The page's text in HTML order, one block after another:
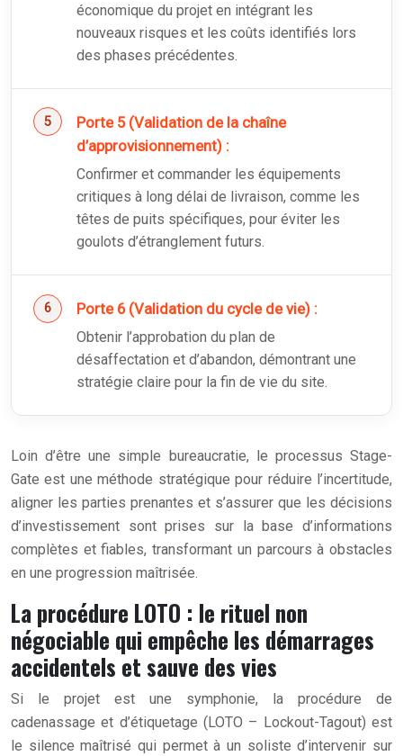
économique du projet en intégrant les
nouveaux risques et les coûts identifiés lors
des phases précédentes.
Porte 5 (Validation de la chaîne
d’approvisionnement) :
Confirmer et commander les équipements
critiques à long délai de livraison, comme les
têtes de puits spécifiques, pour éviter les
goulots d’étranglement futurs.
Porte 6 (Validation du cycle de vie) :
Obtenir l’approbation du plan de
désaffectation et d’abandon, démontrant une
stratégie claire pour la fin de vie du site.
Loin d’être une simple bureaucratie, le processus Stage-
Gate est une méthode stratégique pour réduire l’incertitude,
aligner les parties prenantes et s’assurer que les décisions
d’investissement sont prises sur la base d’informations
complètes et fiables, transformant un parcours à obstacles
en une progression maîtrisée.
La procédure LOTO : le rituel non
négociable qui empêche les démarrages
accidentels et sauve des vies
Si le projet est une symphonie, la procédure de
cadenassage et d’étiquetage (LOTO – Lockout-Tagout) est
le silence maîtrisé qui permet à un soliste d’intervenir sur